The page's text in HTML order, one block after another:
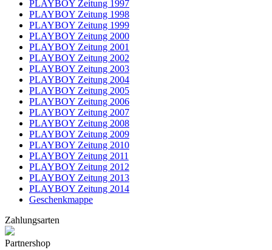
PLAYBOY Zeitung 1997
PLAYBOY Zeitung 1998
PLAYBOY Zeitung 1999
PLAYBOY Zeitung 2000
PLAYBOY Zeitung 2001
PLAYBOY Zeitung 2002
PLAYBOY Zeitung 2003
PLAYBOY Zeitung 2004
PLAYBOY Zeitung 2005
PLAYBOY Zeitung 2006
PLAYBOY Zeitung 2007
PLAYBOY Zeitung 2008
PLAYBOY Zeitung 2009
PLAYBOY Zeitung 2010
PLAYBOY Zeitung 2011
PLAYBOY Zeitung 2012
PLAYBOY Zeitung 2013
PLAYBOY Zeitung 2014
Geschenkmappe
Zahlungsarten
Partnershop